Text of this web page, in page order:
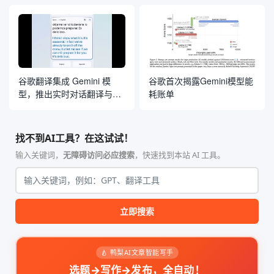
谷歌翻译集成 Gemini 模
型，推出实时对话翻译与定
谷歌首次揭露Gemini模型能
耗账单
找不到AI工具？在这试试！
输入关键词， 无障碍访问必应搜索，快速找到本站 AI 工具。
立即搜索
🍐 鸭梨AI文章智能写手
选题→写作→发布，全自动！